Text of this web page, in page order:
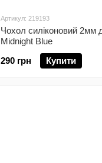
Артикул: 219193
Чохол силіконовий 2мм
Midnight Blue
290 грн
Купити